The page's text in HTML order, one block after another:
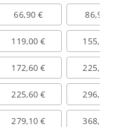
66,90 € 86,90 €
119,00 € 155,40
172,60 € 225,70
225,60 € 296,30
279,10 € 368,80